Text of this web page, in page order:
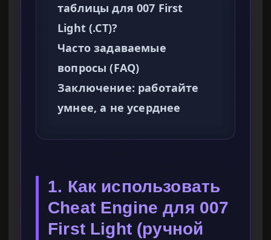
таблицы для 007 First
Light (.CT)?
Часто задаваемые
вопросы (FAQ)
Заключение: работайте
умнее, а не усерднее
1. Как использовать
Cheat Engine для 007
First Light (ручной